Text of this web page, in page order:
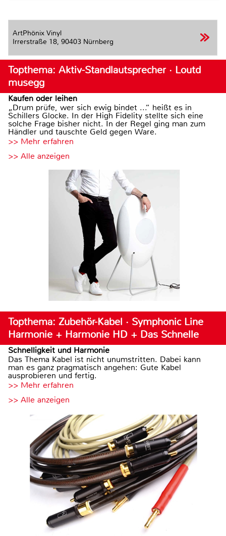
ArtPhönix Vinyl
Irrerstraße 18, 90403 Nürnberg
Topthema: Aktiv-Standlautsprecher · Loutd
musegg
Kaufen oder leihen
„Drum prüfe, wer sich ewig bindet ...“ heißt es in
Schillers Glocke. In der High Fidelity stellte sich eine
solche Frage bisher nicht. In der Regel ging man zum
Händler und tauschte Geld gegen Ware.
>> Mehr erfahren
>> Alle anzeigen
Topthema: Zubehör-Kabel · Symphonic Line
Harmonie + Harmonie HD + Das Schnelle
Schnelligkeit und Harmonie
Das Thema Kabel ist nicht unumstritten. Dabei kann
man es ganz pragmatisch angehen: Gute Kabel
ausprobieren und fertig.
>> Mehr erfahren
>> Alle anzeigen